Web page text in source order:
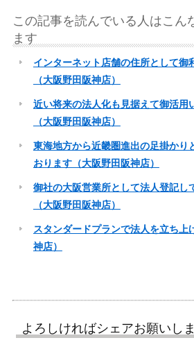
この記事を読んでいる人はこん
ます
インターネット店舗の住所として御
（大阪野田阪神店）
近い将来の法人化も見据えて御活用
（大阪野田阪神店）
東海地方から近畿圏進出の足掛かり
おります（大阪野田阪神店）
御社の大阪営業所として法人登記し
（大阪野田阪神店）
スタンダードプランで法人を立ち上
神店）
よろしければシェアお願いし